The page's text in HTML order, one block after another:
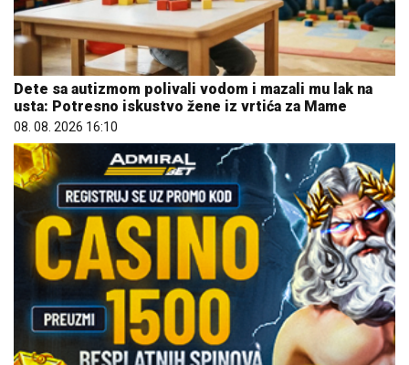
Dete sa autizmom polivali vodom i mazali mu lak na
usta: Potresno iskustvo žene iz vrtića za Mame
08. 08. 2026 16:10